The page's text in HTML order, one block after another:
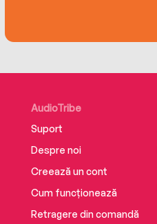
AudioTribe
Suport
Despre noi
Creează un cont
Cum funcționează
Retragere din comandă